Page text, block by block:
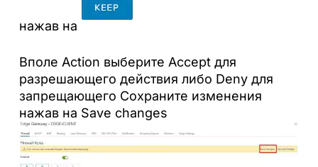
нажав на
Вполе Action выберите Accept для
разрешающего действия либо Deny для
запрещающего Сохраните изменения
нажав на Save changes